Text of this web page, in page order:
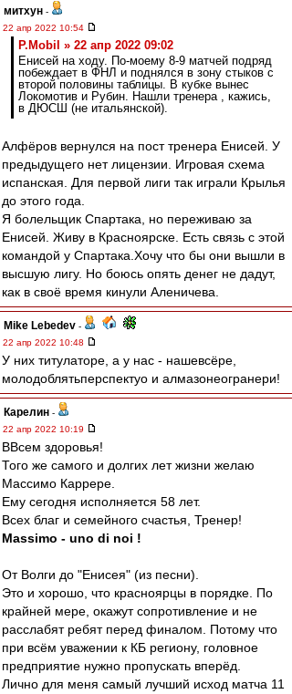
митхун -
22 апр 2022 10:54
P.Mobil » 22 апр 2022 09:02
Енисей на ходу. По-моему 8-9 матчей подряд
побеждает в ФНЛ и поднялся в зону стыков с
второй половины таблицы. В кубке вынес
Локомотив и Рубин. Нашли тренера , кажись,
в ДЮСШ (не итальянской).
Алфёров вернулся на пост тренера Енисей. У
предыдущего нет лицензии. Игровая схема
испанская. Для первой лиги так играли Крылья
до этого года.
Я болельщик Спартака, но переживаю за
Енисей. Живу в Красноярске. Есть связь с этой
командой у Спартака.Хочу что бы они вышли в
высшую лигу. Но боюсь опять денег не дадут,
как в своё время кинули Аленичева.
Mike Lebedev -
22 апр 2022 10:48
У них титулаторе, а у нас - нашевсёре,
молодоблятьперспектуо и алмазонеогранери!
Карелин -
22 апр 2022 10:19
ВВсем здоровья!
Того же самого и долгих лет жизни желаю
Массимо Каррере.
Ему сегодня исполняется 58 лет.
Всех благ и семейного счастья, Тренер!
Massimo - uno di noi !
От Волги до "Енисея" (из песни).
Это и хорошо, что красноярцы в порядке. По
крайней мере, окажут сопротивление и не
расслабят ребят перед финалом. Потому что
при всём уважении к КБ региону, головное
предприятие нужно пропускать вперёд.
Лично для меня самый лучший исход матча 11